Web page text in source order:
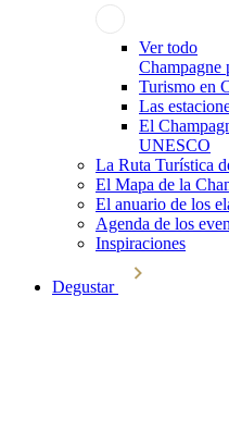
Ver todo
Champagne
Turismo en
Las
El
UNESCO
La Ruta Turística
El Mapa de la
El anuario de los
Agenda de los
Inspiraciones
Degustar